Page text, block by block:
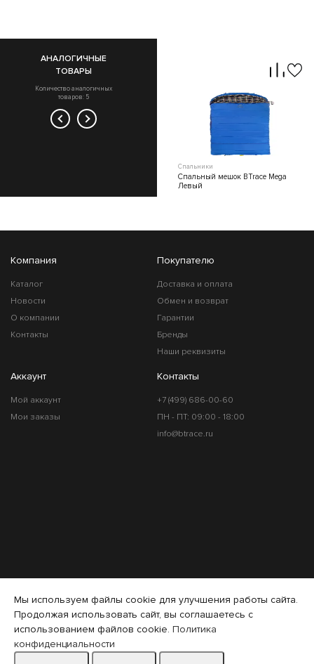
АНАЛОГИЧНЫЕ
ТОВАРЫ
Количество аналогичных
товаров: 5
Спальники
Спальный мешок BTrace Mega
Левый
Компания
Каталог
Новости
О компании
Контакты
Покупателю
Доставка и оплата
Обмен и возврат
Гарантии
Бренды
Наши реквизиты
Аккаунт
Мой аккаунт
Мои заказы
Контакты
+7 (499) 686-00-60
ПН - ПТ: 09:00 - 18:00
info@btrace.ru
Мы используем файлы cookie для улучшения работы сайта.
Продолжая использовать сайт, вы соглашаетесь с
использованием файлов cookie. Политика
конфиденциальности